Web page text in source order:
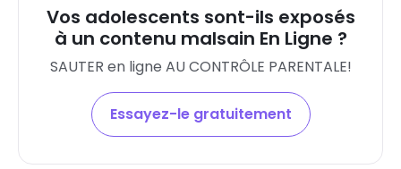
Vos adolescents sont-ils exposés
à un contenu malsain En Ligne ?
SAUTER en ligne AU CONTRÔLE PARENTALE!
Essayez-le gratuitement